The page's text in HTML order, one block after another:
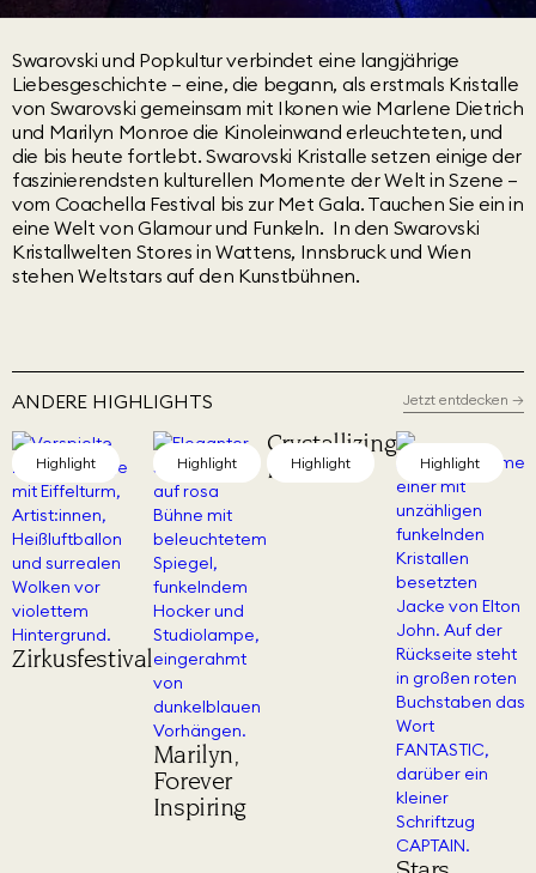
Swarovski und Popkultur verbindet eine langjährige
Liebesgeschichte – eine, die begann, als erstmals Kristalle
von Swarovski gemeinsam mit Ikonen wie Marlene Dietrich
und Marilyn Monroe die Kinoleinwand erleuchteten, und
die bis heute fortlebt. Swarovski Kristalle setzen einige der
faszinierendsten kulturellen Momente der Welt in Szene –
vom Coachella Festival bis zur Met Gala. Tauchen Sie ein in
eine Welt von Glamour und Funkeln. In den Swarovski
Kristallwelten Stores in Wattens, Innsbruck und Wien
stehen Weltstars auf den Kunstbühnen.
ANDERE HIGHLIGHTS Jetzt entdecken →
Highlight
Zirkusfestival
Highlight
Marilyn,
Forever
Inspiring
Highlight
Crystallizing
Identity Highlight